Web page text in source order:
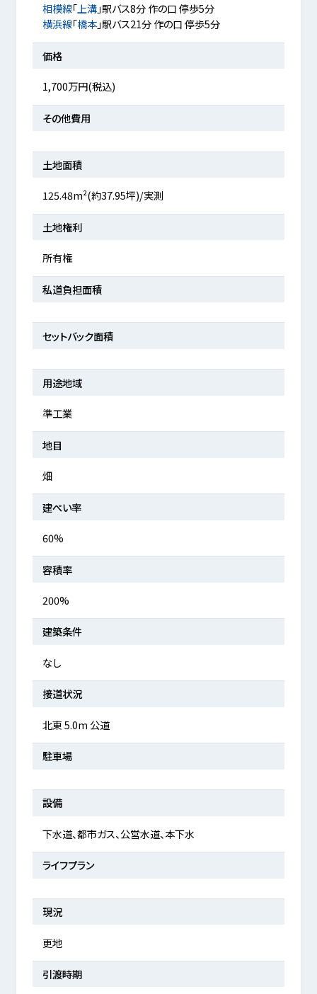
相模線「上溝」駅バス8分 作の口 停歩5分
横浜線「橋本」駅バス21分 作の口 停歩5分
価格
1,700万円(税込)
その他費用
土地面積
125.48m²(約37.95坪)/実測
土地権利
所有権
私道負担面積
セットバック面積
用途地域
準工業
地目
畑
建ぺい率
60%
容積率
200%
建築条件
なし
接道状況
北東 5.0m 公道
駐車場
設備
下水道、都市ガス、公営水道、本下水
ライフプラン
現況
更地
引渡時期